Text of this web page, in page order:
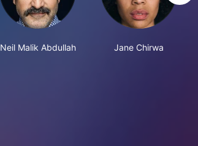
Neil Malik Abdullah Jane Chirwa